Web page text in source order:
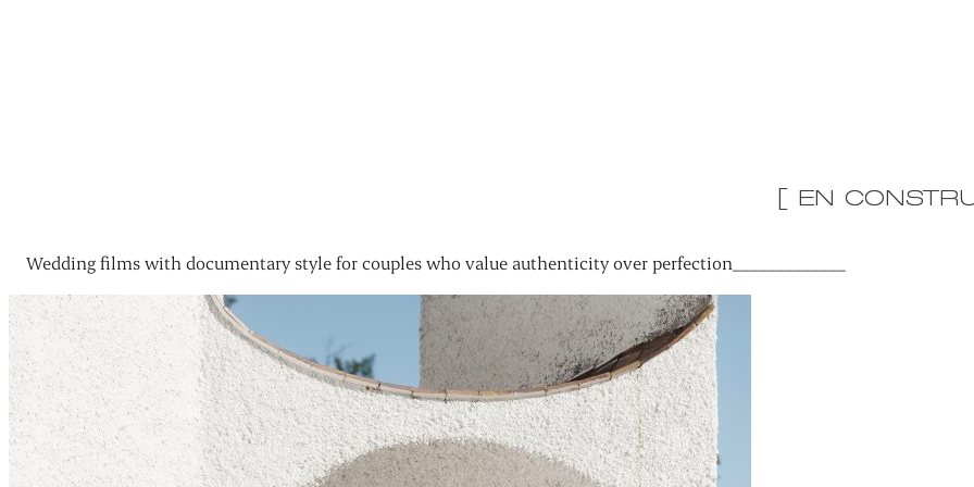
[ EN
Wedding films with documentary style for couples who value authenticity over perfection_____________